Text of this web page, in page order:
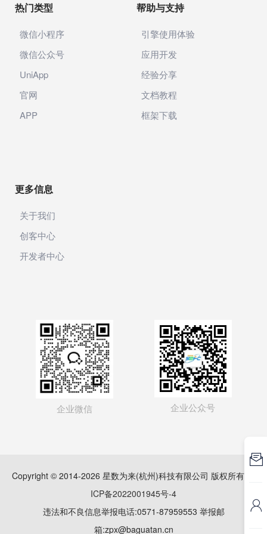
热门类型
微信小程序
微信公众号
UniApp
官网
APP
帮助与支持
引擎使用体验
应用开发
经验分享
文档教程
框架下载
更多信息
关于我们
创客中心
开发者中心
企业微信 企业公众号
Copyright © 2014-2026 星数为来(杭州)科技有限公司 版权所有
ICP备2022001945号-4
违法和不良信息举报电话:0571-87959553 举报邮
箱:zpx@baguatan.cn

